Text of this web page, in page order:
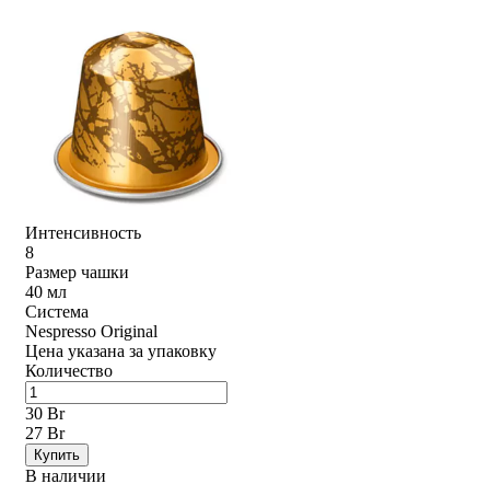
Интенсивность
8
Размер чашки
40 мл
Система
Nespresso Original
Цена указана за упаковку
Количество
30 Br
27 Br
Купить
В наличии